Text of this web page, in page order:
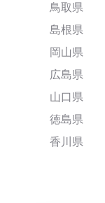
鳥取県
島根県
岡山県
広島県
山口県
徳島県
香川県